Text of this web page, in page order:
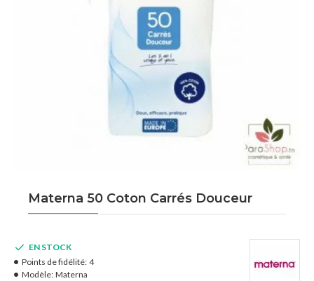
Materna 50 Coton Carrés Douceur
EN STOCK
Points de fidélité: 4
Modèle: Materna